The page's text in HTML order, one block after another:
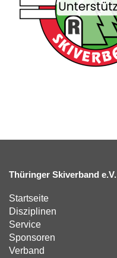
Thüringer Skiverband e.V.
Startseite
Disziplinen
Service
Sponsoren
Verband